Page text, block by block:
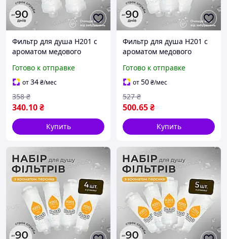
Фильтр для душа H201 с
ароматом медового
(2шт)
Готово к отправке
от34₴/мес
340.10₴
358 ₴
Купить
Фильтр для душа H201 с
ароматом медового
(3шт)
Готово к отправке
от50₴/мес
500.65₴
527 ₴
Купить